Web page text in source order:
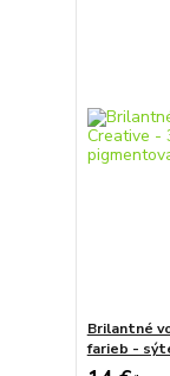
Brilantné
farieb -